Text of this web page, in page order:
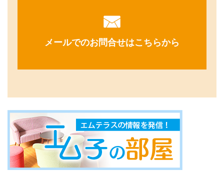
メールでのお問合せはこちらから